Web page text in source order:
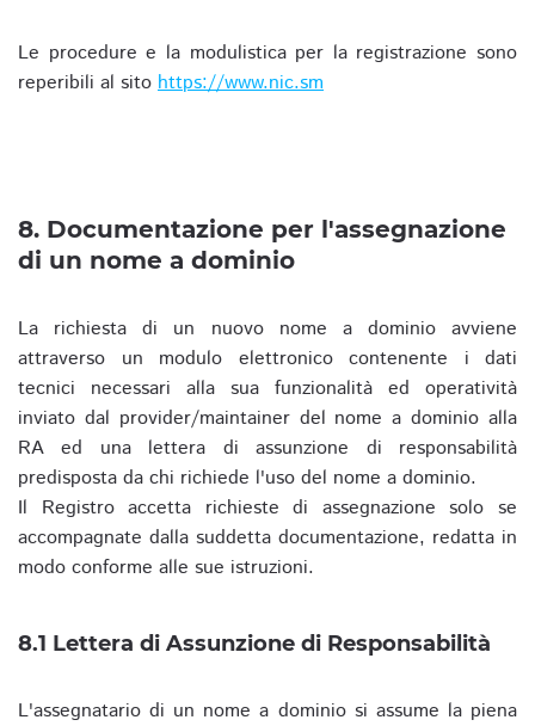
Le procedure e la modulistica per la registrazione sono
reperibili al sito https://www.nic.sm
8. Documentazione per l'assegnazione
di un nome a dominio
La richiesta di un nuovo nome a dominio avviene
attraverso un modulo elettronico contenente i dati
tecnici necessari alla sua funzionalità ed operatività
inviato dal provider/maintainer del nome a dominio alla
RA ed una lettera di assunzione di responsabilità
predisposta da chi richiede l'uso del nome a dominio.
Il Registro accetta richieste di assegnazione solo se
accompagnate dalla suddetta documentazione, redatta in
modo conforme alle sue istruzioni.
8.1 Lettera di Assunzione di Responsabilità
L'assegnatario di un nome a dominio si assume la piena